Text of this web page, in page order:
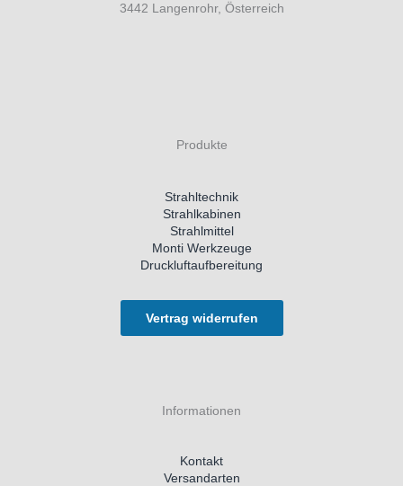
3442 Langenrohr, Österreich
Produkte
Strahltechnik
Strahlkabinen
Strahlmittel
Monti Werkzeuge
Druckluftaufbereitung
Vertrag widerrufen
Informationen
Kontakt
Versandarten